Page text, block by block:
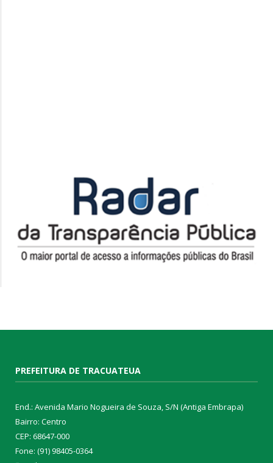
PREFEITURA DE TRACUATEUA
End.: Avenida Mario Nogueira de Souza, S/N (Antiga Embrapa)
Bairro: Centro
CEP: 68647-000
Fone: (91) 98405-0364